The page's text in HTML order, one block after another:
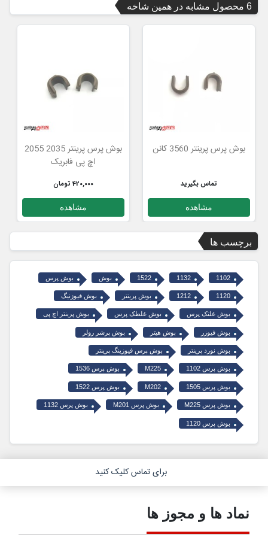
6 محصول مشابه در همین شاخه
بوش پرس پرینتر 3560 کانن
تماس بگیرید
مشاهده
بوش پرس پرینتر 2035 2055
اچ پی فابریک
420,000 تومان
مشاهده
برچسب ها
1102
1132
1522 بوش بوش پرس
1120
1212 بوش پرینتر بوش فیوزنیگ
بوش غلتک پرس بوش غلطک پرس بوش پرینتر اچ پی
بوش فیوزر بوش هیتر بوش پرشر رولر
بوش نورد پرینتر بوش پرس فیوزینگ پرینتر
بوش پرس 1102 M225 بوش پرس 1536
بوش پرس 1505 M202 بوش پرس 1522
بوش پرس M225 بوش پرس M201 بوش پرس 1132
بوش پرس 1120
برای تماس کلیک کنید
نماد ها و مجوز ها